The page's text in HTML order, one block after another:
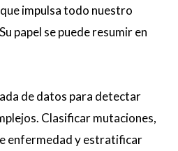
impulsa todo nuestro
papel se puede resumir en
de datos para detectar
Clasificar mutaciones,
enfermedad y estratificar